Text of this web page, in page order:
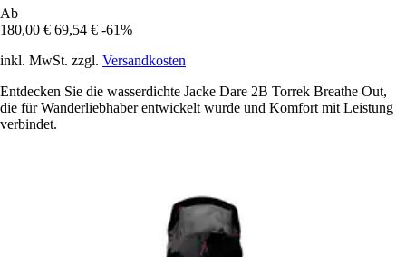
Ab
180,00 € 69,54 € -61%
inkl. MwSt. zzgl. Versandkosten
Entdecken Sie die wasserdichte Jacke Dare 2B Torrek Breathe Out,
die für Wanderliebhaber entwickelt wurde und Komfort mit Leistung
verbindet.